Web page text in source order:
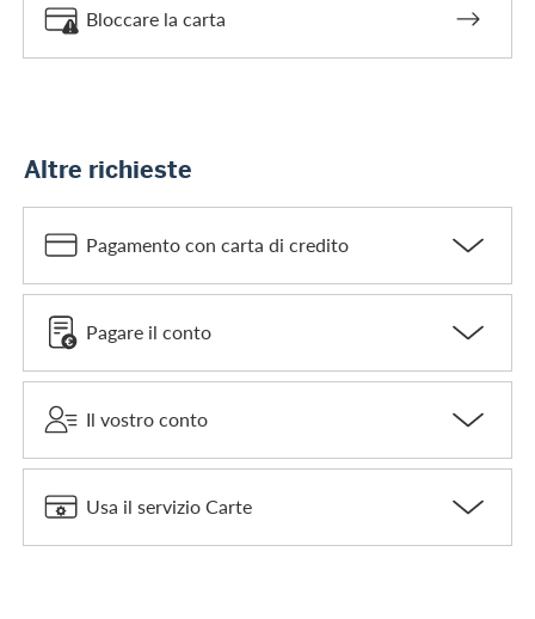
Bloccare la carta
Altre richieste
Pagamento con carta di credito
Pagare il conto
Il vostro conto
Usa il servizio Carte